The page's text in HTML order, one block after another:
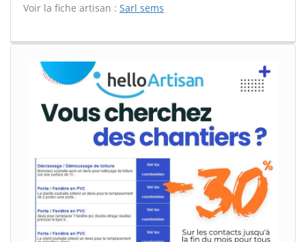
Voir la fiche artisan : Sarl sems